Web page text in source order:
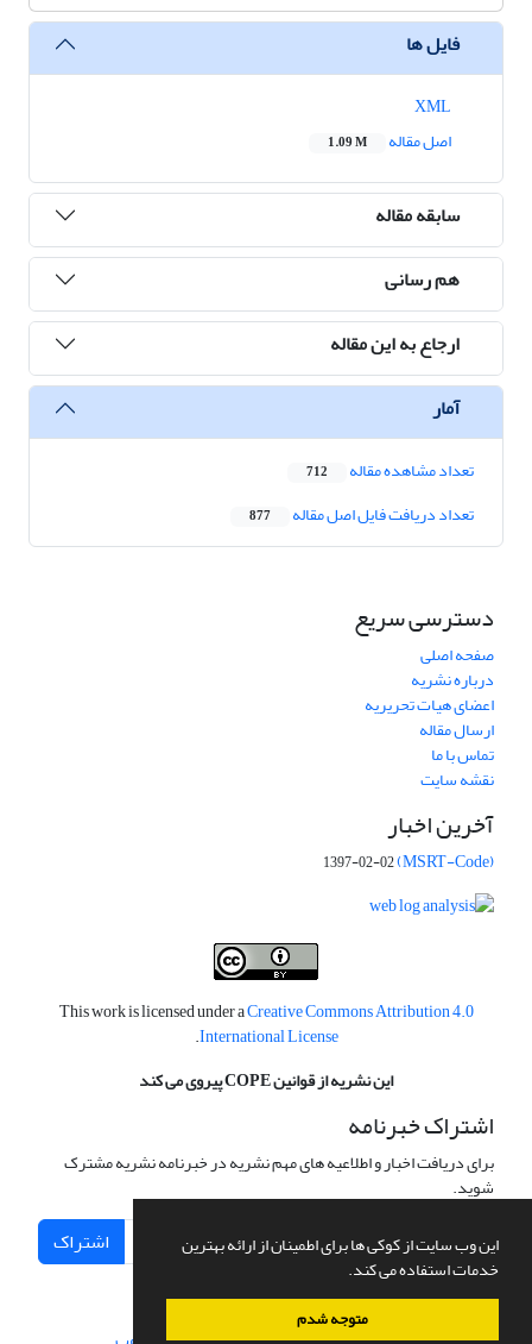
این وب سایت از کوکی ها برای اطمینان از ارائه بهترین
خدمات استفاده می کند.
متوجه شدم
فایل ها
اصل مقاله
1.09 M
سابقه مقاله
هم رسانی
ارجاع به این مقاله
آمار
تعداد مشاهده مقاله 712
تعداد دریافت فایل اصل مقاله 877
دسترسی سریع
صفحه اصلی
درباره نشریه
اعضای هیات تحریریه
ارسال مقاله
تماس با ما
نقشه سایت
آخرین اخبار
(MSRT-Code)
1397-02-02
This work is licensed under aCreative Commons Attribution 4.0
International License
.
این نشریه از قوانین COPE پیروی می کند
اشتراک خبرنامه
برای دریافت اخبار و اطلاعیه های مهم نشریه در خبرنامه نشریه مشترک
شوید.
اشتراک